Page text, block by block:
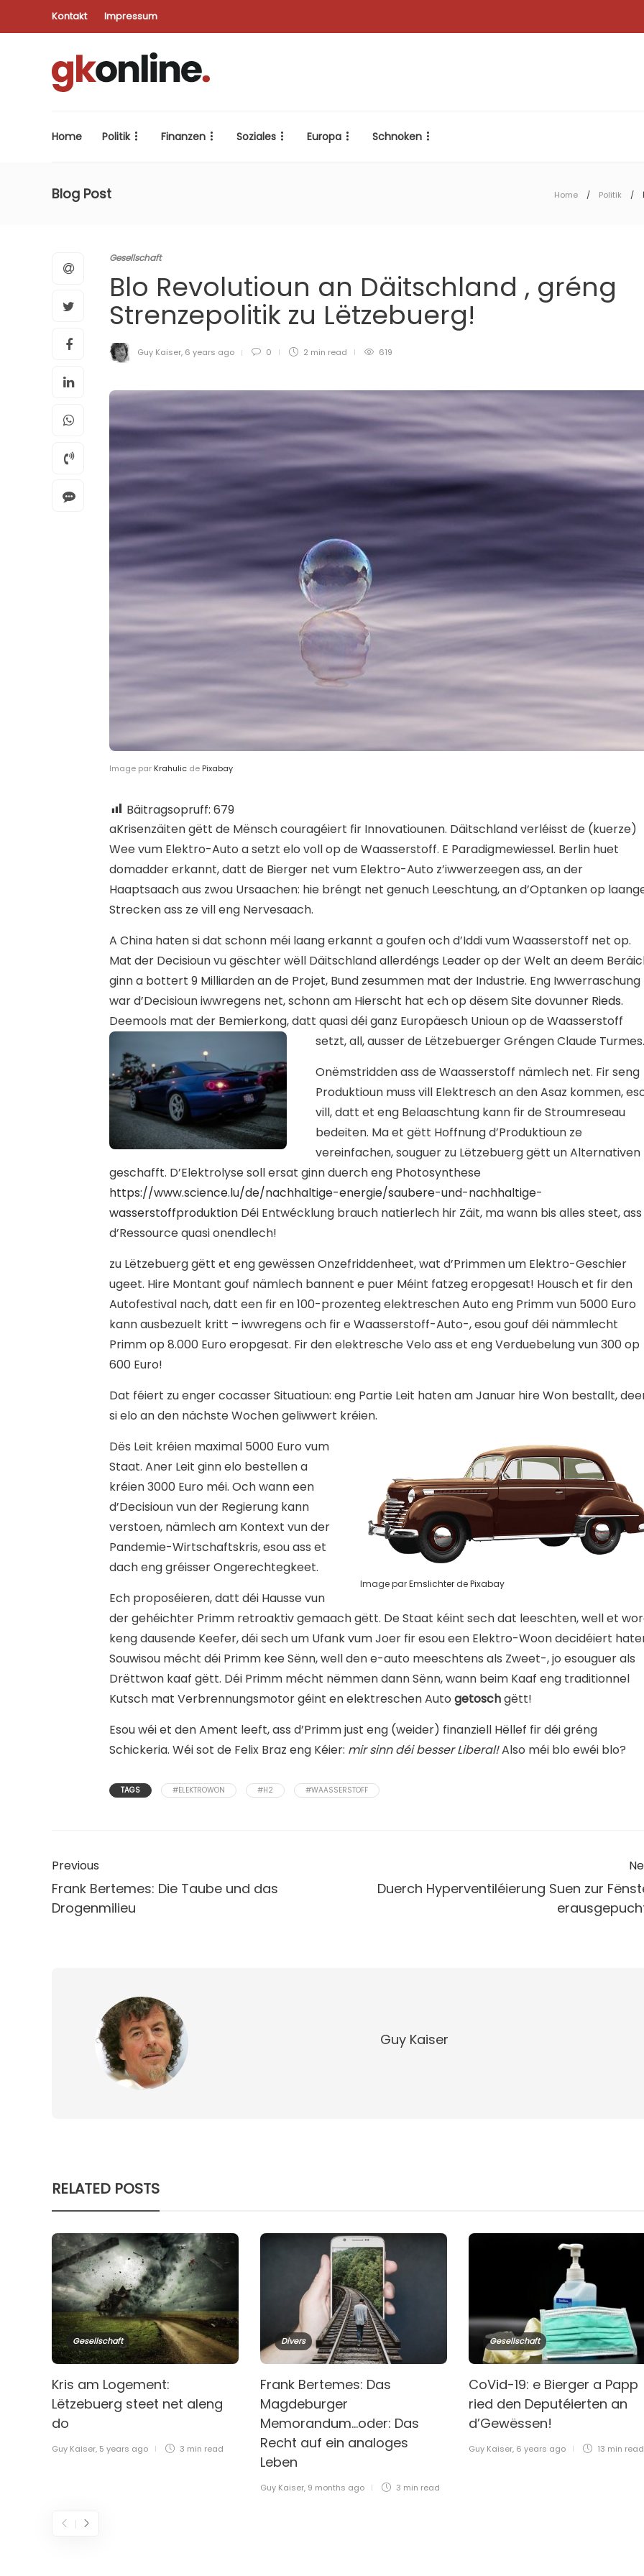
Kontakt Impressum
Home Politik Finanzen Soziales Europa Schnoken
Blog Post Home Politik
Gesellschaft
Blo Revolutioun an Däitschland , gréng
Strenzepolitik zu Lëtzebuerg!
Guy Kaiser, 6 years ago 0 2 min read 619
Image par Krahulic de Pixabay
Bäitragsopruff: 679
aKrisenzäiten gëtt de Mënsch couragéiert fir Innovatiounen. Däitschland verléisst de (kuerze)
Wee vum Elektro-Auto a setzt elo voll op de Waasserstoff. E Paradigmewiessel. Berlin huet
domadder erkannt, datt de Bierger net vum Elektro-Auto z’iwwerzeegen ass, an der
Haaptsaach aus zwou Ursaachen: hie bréngt net genuch Leeschtung, an d’Optanken op
Strecken ass ze vill eng Nervesaach.
A China haten si dat schonn méi laang erkannt a goufen och d’Iddi vum Waasserstoff net op.
Mat der Decisioun vu gëschter wëll Däitschland allerdéngs Leader op der Welt an deem
ginn a bottert 9 Milliarden an de Projet, Bund zesummen mat der Industrie. Eng Iwwerraschung
war d’Decisioun iwwregens net, schonn am Hierscht hat ech op dësem Site dovunner Rieds.
Deemools mat der Bemierkong, datt quasi déi ganz Europäesch Unioun op de Waasserstoff
setzt, all, ausser de Lëtzebuerger Gréngen Claude Turmes.
Onëmstridden ass de Waasserstoff nämlech net. Fir seng
Produktioun muss vill Elektresch an den Asaz kommen,
vill, datt et eng Belaaschtung kann fir de Stroumreseau
bedeiten. Ma et gëtt Hoffnung d’Produktioun ze
vereinfachen, souguer zu Lëtzebuerg gëtt un Alternativen
geschafft. D’Elektrolyse soll ersat ginn duerch eng Photosynthese
https://www.science.lu/de/nachhaltige-energie/saubere-und-nachhaltige-
wasserstoffproduktion Déi Entwécklung brauch natierlech hir Zäit, ma wann bis alles steet, ass
d’Ressource quasi onendlech!
zu Lëtzebuerg gëtt et eng gewëssen Onzefriddenheet, wat d’Primmen um Elektro-Geschier
ugeet. Hire Montant gouf nämlech bannent e puer Méint fatzeg eropgesat! Housch et fir den
Autofestival nach, datt een fir en 100-prozenteg elektreschen Auto eng Primm vun 5000 Euro
kann ausbezuelt kritt – iwwregens och fir e Waasserstoff-Auto-, esou gouf déi nämmlecht
Primm op 8.000 Euro eropgesat. Fir den elektresche Velo ass et eng Verduebelung vun 300 op
600 Euro!
Dat féiert zu enger cocasser Situatioun: eng Partie Leit haten am Januar hire Won bestallt,
si elo an den nächste Wochen geliwwert kréien.
Image parEmslichter dePixabay
Dës Leit kréien maximal 5000 Euro vum
Staat. Aner Leit ginn elo bestellen a
kréien 3000 Euro méi. Och wann een
d’Decisioun vun der Regierung kann
verstoen, nämlech am Kontext vun der
Pandemie-Wirtschaftskris, esou ass et
dach eng gréisser Ongerechtegkeet.
Ech proposéieren, datt déi Hausse vun
der gehéichter Primm retroaktiv gemaach gëtt. De Staat kéint sech dat leeschten, well et
keng dausende Keefer, déi sech um Ufank vum Joer fir esou een Elektro-Woon decidéiert
Souwisou mécht déi Primm kee Sënn, well den e-auto meeschtens als Zweet-, jo esouguer als
Drëttwon kaaf gëtt. Déi Primm mécht nëmmen dann Sënn, wann beim Kaaf eng traditionnel
Kutsch mat Verbrennungsmotor géint en elektreschen Auto getoschgëtt!
Esou wéi et den Ament leeft, ass d’Primm just eng (weider) finanziell Hëllef fir déi gréng
Schickeria. Wéi sot de Felix Braz eng Kéier: mir sinn déi besser Liberal!Also méi blo ewéi blo?
TAGS #ELEKTROWON #H2 #WAASSERSTOFF
Previous
Frank Bertemes: Die Taube und das
Drogenmilieu
Duerch Hyperventiléierung Suen zur
Guy Kaiser
RELATED POSTS
Gesellschaft
Kris am Logement:
Lëtzebuerg steet net aleng
do
Guy Kaiser, 5 years ago 3 min read
Divers
Frank Bertemes: Das
Magdeburger
Memorandum…oder: Das
Recht auf ein analoges
Leben
Guy Kaiser, 9 months ago 3 min read
Gesellschaft
CoVid-19: e Bierger a Papp
ried den Deputéierten an
d’Gewëssen!
Guy Kaiser, 6 years ago 13 min read